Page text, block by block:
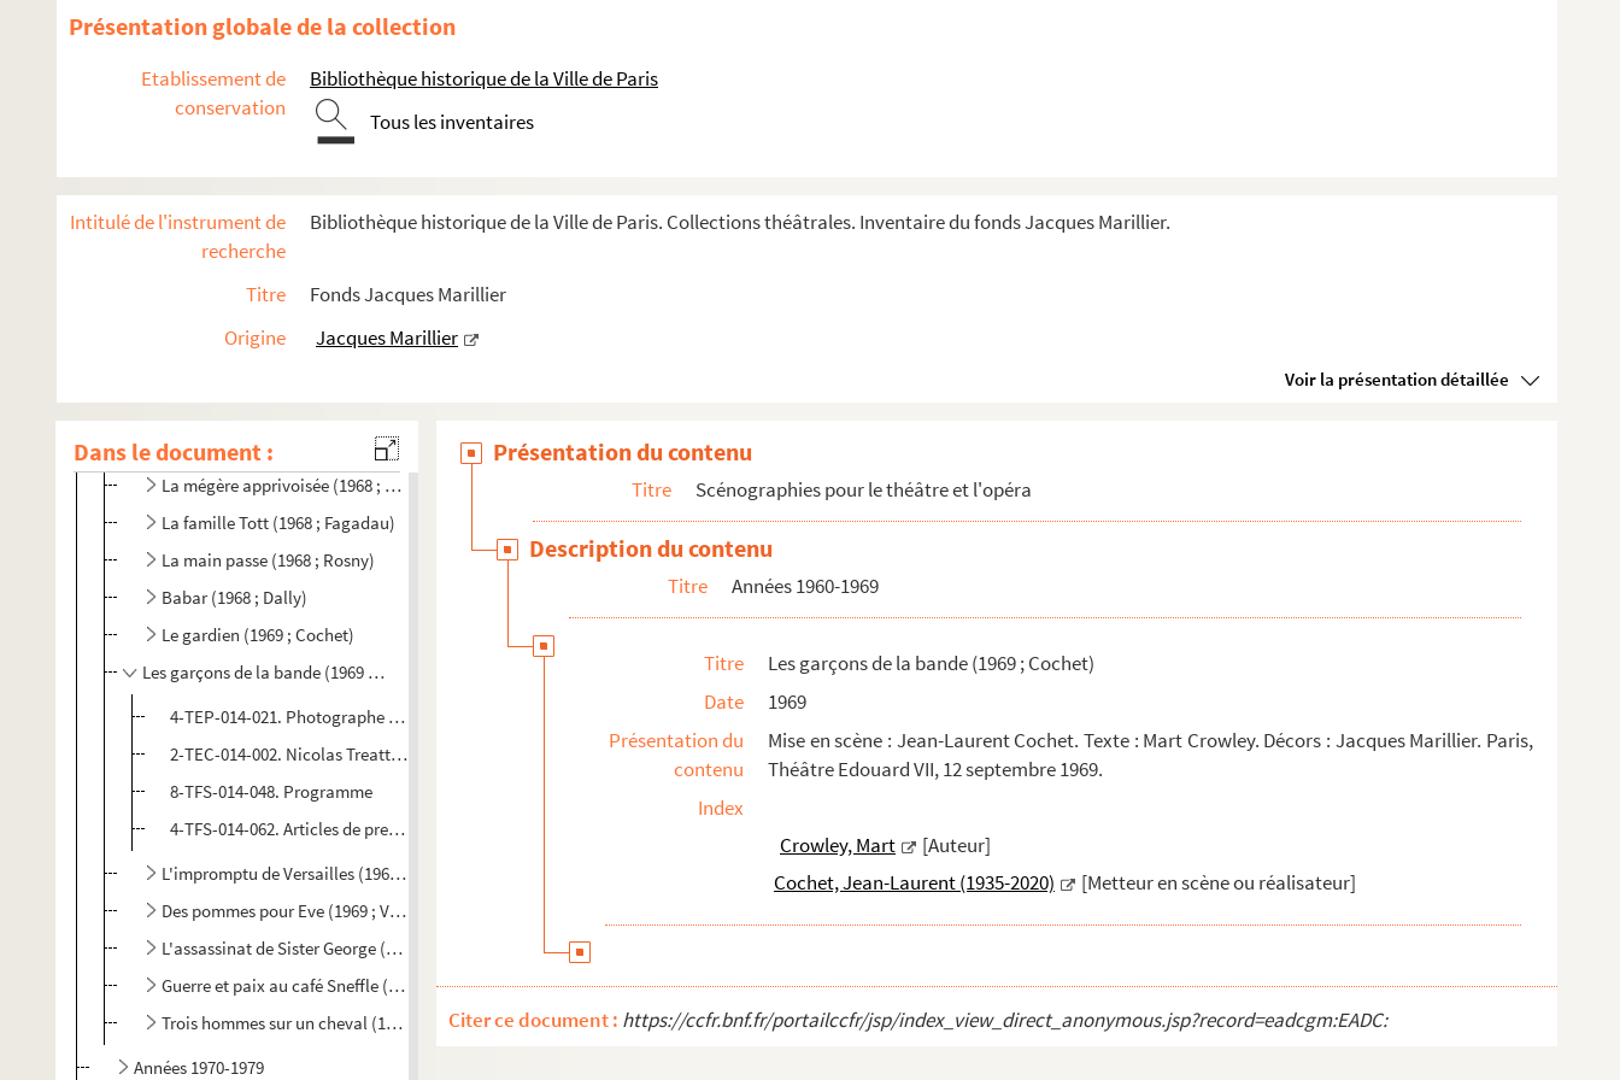
Présentation globale de la collection
Etablissement de
conservation
Bibliothèque historique de la Ville de Paris
Tous les inventaires
Intitulé de l'instrument de
recherche
Bibliothèque historique de la Ville de Paris. Collections théâtrales. Inventaire du fonds Jacques Marillier.
Titre
Fonds Jacques Marillier
Origine
Jacques Marillier
Voir la présentation détaillée
Dans le document :
Rencontres du Palais-Royal (1966-1967)
A la nuit, la nuit (1967 ; Cochet)
Rupture (1967 ; Cochet)
Chaud et froid (1967 ; Franck)
Boudu sauvé des eaux (1967 ; Cochet)
Le plaisir de rompre (1967 ; Cochet)
Les fausses confidences (1967 ; Cochet)
Monsieur et madame Molière (1967 ; Tassencourt)
Des petits bonshommes dans du papier journal (1967 ; Jenny)
Quoat-Quoat (1968 ; Vitaly)
La mégère apprivoisée (1968 ; Noël)
La famille Tott (1968 ; Fagadau)
La main passe (1968 ; Rosny)
Babar (1968 ; Dally)
Le gardien (1969 ; Cochet)
Les garçons de la bande (1969 ; Cochet)
4-TEP-014-021. Photographe non identifié. Photographies du décor.
2-TEC-014-002. Nicolas Treatt. Photographie de scène
8-TFS-014-048. Programme
4-TFS-014-062. Articles de presse
L'impromptu de Versailles (1969 ; Tassencourt)
Des pommes pour Eve (1969 ; Vitaly)
L'assassinat de Sister George (1969 ; Voutsinas)
Guerre et paix au café Sneffle (1969 ; Vitaly)
Trois hommes sur un cheval (1969 ; Mondy)
Années 1970-1979
Présentation du contenu
Titre Scénographies pour le théâtre et l'opéra
Description du contenu
Titre Années 1960-1969
Titre
Les garçons de la bande (1969 ; Cochet)
Date
1969
Présentation du
contenu
Mise en scène : Jean-Laurent Cochet. Texte : Mart Crowley. Décors : Jacques Marillier. Paris,
Théâtre Edouard VII, 12 septembre 1969.
Index
Crowley, Mart
[Auteur]
Cochet, Jean-Laurent (1935-2020)
[Metteur en scène ou réalisateur]
Citer ce document : https://ccfr.bnf.fr/portailccfr/jsp/index_view_direct_anonymous.jsp?record=eadcgm:EADC: